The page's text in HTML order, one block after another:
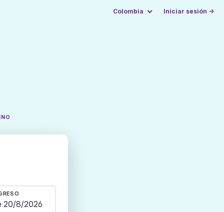
Colombia Iniciar sesión →